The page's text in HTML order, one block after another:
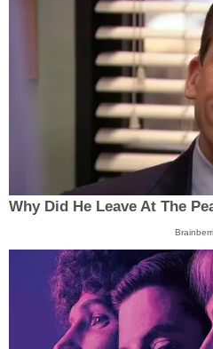
Why Did He Leave At The